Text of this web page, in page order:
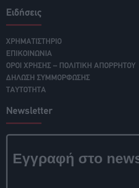
Ειδήσεις
ΧΡΗΜΑΤΙΣΤΗΡΙΟ
ΕΠΙΚΟΙΝΩΝΙΑ
ΟΡΟΙ ΧΡΗΣΗΣ – ΠΟΛΙΤΙΚΗ ΑΠΟΡΡΗΤΟΥ
ΔΗΛΩΣΗ ΣΥΜΜΟΡΦΩΣΗΣ
ΤΑΥΤΟΤΗΤΑ
Newsletter
Εγγραφή στο